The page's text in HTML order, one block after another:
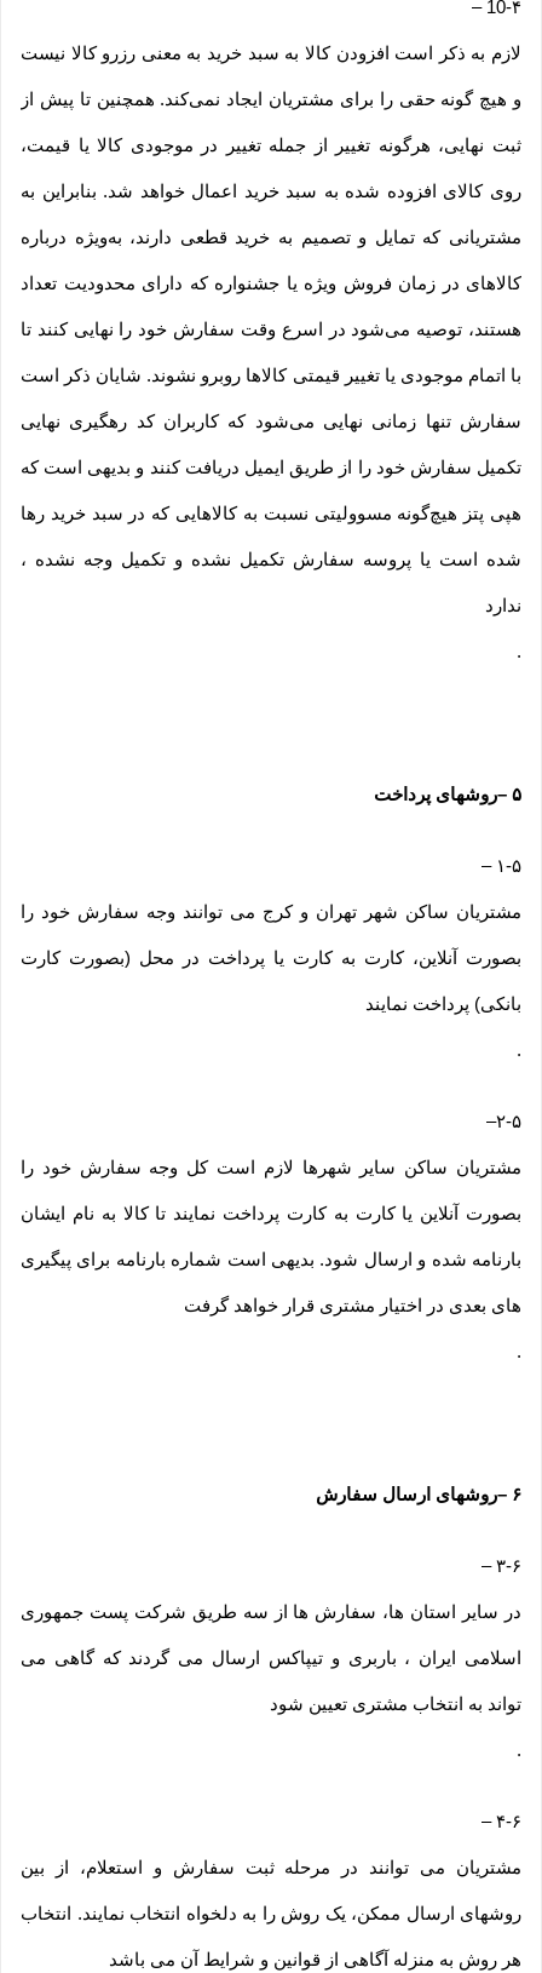
10-۴ –
لازم به ذکر است افزودن کالا به سبد خرید به معنی رزرو کالا نیست
و هیچ گونه حقی را برای مشتریان ایجاد نمی‌کند. همچنین تا پیش از
ثبت نهایی، هرگونه تغییر از جمله تغییر در موجودی کالا یا قیمت،
روی کالای افزوده شده به سبد خرید اعمال خواهد شد. بنابراین به
مشتریانی که تمایل و تصمیم به خرید قطعی دارند، به‌ویژه درباره
کالاهای در زمان فروش ویژه یا جشنواره که دارای محدودیت تعداد
هستند، توصیه می‌شود در اسرع وقت سفارش خود را نهایی کنند تا
با اتمام موجودی یا تغییر قیمتی کالاها روبرو نشوند. شایان ذکر است
سفارش تنها زمانی نهایی می‌شود که کاربران کد رهگیری نهایی
تکمیل سفارش خود را از طریق ایمیل دریافت کنند و بدیهی است که
هپی پتز هیچ‌گونه مسوولیتی نسبت به کالاهایی که در سبد خرید رها
شده است یا پروسه سفارش تکمیل نشده و تکمیل وجه نشده ،
ندارد
.
۵ –روشهای پرداخت
۱-۵ –
مشتریان ساکن شهر تهران و کرج می توانند وجه سفارش خود را
بصورت آنلاین، کارت به کارت یا پرداخت در محل (بصورت کارت
بانکی) پرداخت نمایند
.
۲-۵–
مشتریان ساکن سایر شهرها لازم است کل وجه سفارش خود را
بصورت آنلاین یا کارت به کارت پرداخت نمایند تا کالا به نام ایشان
بارنامه شده و ارسال شود. بدیهی است شماره بارنامه برای پیگیری
های بعدی در اختیار مشتری قرار خواهد گرفت
.
۶ –روشهای ارسال سفارش
۳-۶–
در سایر استان ها، سفارش ها از سه طریق شرکت پست جمهوری
اسلامی ایران ، باربری و تیپاکس ارسال می گردند که گاهی می
تواند به انتخاب مشتری تعیین شود
.
۴-۶–
مشتریان می توانند در مرحله ثبت سفارش و استعلام، از بین
روشهای ارسال ممکن، یک روش را به دلخواه انتخاب نمایند. انتخاب
هر روش به منزله آگاهی از قوانین و شرایط آن می باشد